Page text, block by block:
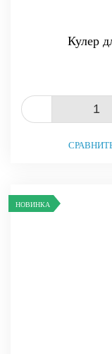
Кулер
НОВИНКА